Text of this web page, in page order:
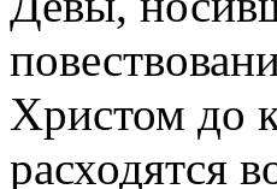
Христом до
расходятся